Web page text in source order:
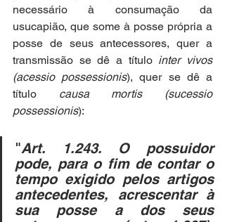
necessário à consumação da
usucapião, que some à posse própria a
posse de seus antecessores, quer a
transmissão se dê a título inter vivos
(acessio possessionis), quer se dê a
título causa mortis (sucessio
possessionis):
"Art. 1.243. O possuidor
pode, para o fim de contar o
tempo exigido pelos artigos
antecedentes, acrescentar à
sua posse a dos seus